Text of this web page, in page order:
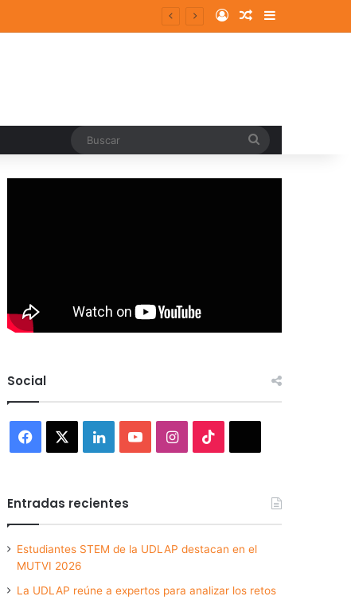
Log InRandom Article
Sidebar
Social
Facebook LinkedInYouTubeInstagram
Entradas recientes
Estudiantes STEM de la UDLAP destacan en el
MUTVI 2026
La UDLAP reúne a expertos para analizar los retos